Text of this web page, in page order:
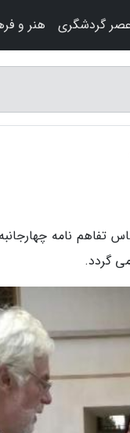
پارس، دستمزد راهنمایان گردشگری در سال
گردد.
عصر گردشگری هنر و